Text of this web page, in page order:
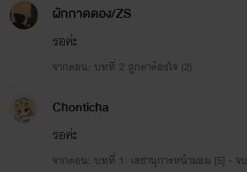
ผักกาดดอง/ZS
รอค่ะ
จากตอน: บทที่ 2 ถูกตาต้องใจ (2)
Chonticha
รอค่ะ
จากตอน: บทที่ 1: เลขานุการหน้ามอม [5] - จบ